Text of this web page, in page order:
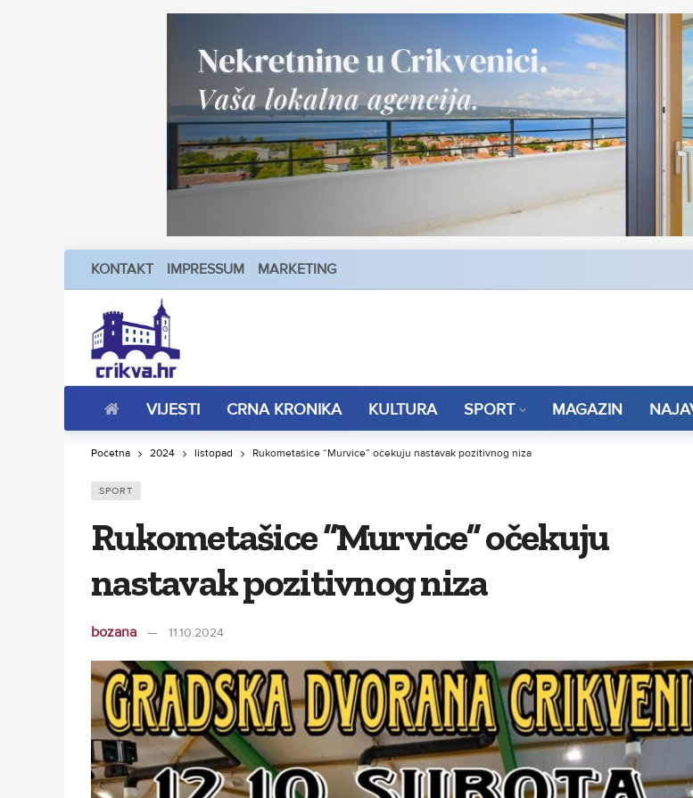
KONTAKT IMPRESSUM MARKETING
VIJESTI CRNA KRONIKA KULTURA SPORT MAGAZIN
Početna 2024 listopad Rukometašice “Murvice” očekuju nastavak pozitivnog niza
SPORT
Rukometašice “Murvice” očekuju
nastavak pozitivnog niza
bozana 11.10.2024